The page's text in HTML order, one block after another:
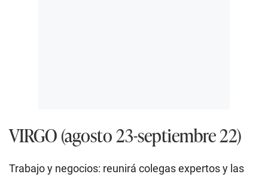
VIRGO (agosto 23-septiembre 22)
Trabajo y negocios: reunirá colegas expertos y las